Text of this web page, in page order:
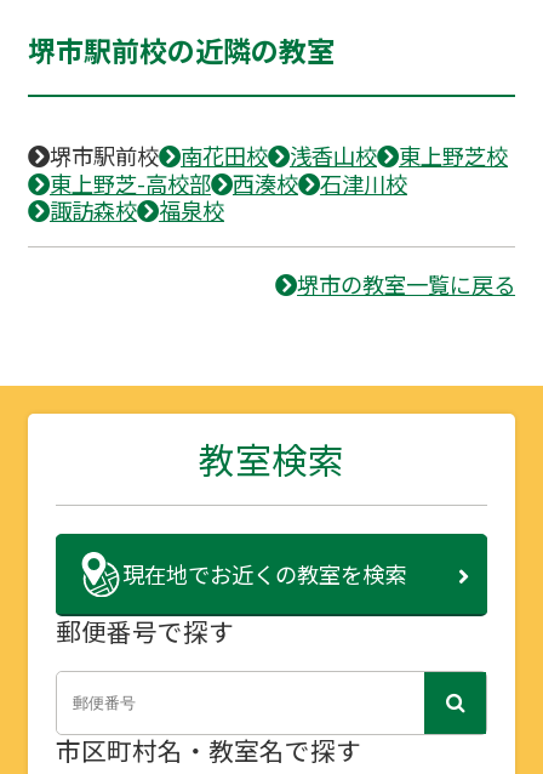
堺市駅前校の近隣の教室
堺市駅前校 南花田校 浅香山校
東上野芝校
東上野芝-高校部
西湊校
石津川校
諏訪森校
福泉校
堺市の教室一覧に戻る
教室検索
現在地でお近くの教室を検索
郵便番号で探す
市区町村名・教室名で探す